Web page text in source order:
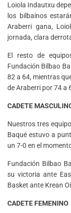
Loiola Indautxu
los bilbaínos
Araberri gana,
jornada, clara
El resto de
Fundación Bilbao
82 a 64, mientras
de Araberri por 74 a
CADETE
Nuestros tres
Baqué estuvo a
un 7-0 en el
Fundación Bilbao
su victoria ante
Basket ante Krean
CADETE FEMENINO